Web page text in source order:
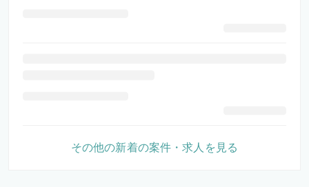
その他の新着の案件・求人を見る